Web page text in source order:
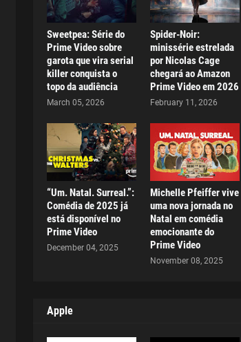
Sweetpea: Série do
Prime Video sobre
garota que vira serial
killer conquista o
topo da audiência
March 05, 2026
Spider-Noir:
minissérie estrelada
por Nicolas Cage
chegará ao Amazon
Prime Video em 2026
February 11, 2026
“Um. Natal. Surreal.”:
Comédia de 2025 já
está disponível no
Prime Video
December 04, 2025
Michelle Pfeiffer vive
uma nova jornada no
Natal em comédia
emocionante do
Prime Video
November 08, 2025
Apple